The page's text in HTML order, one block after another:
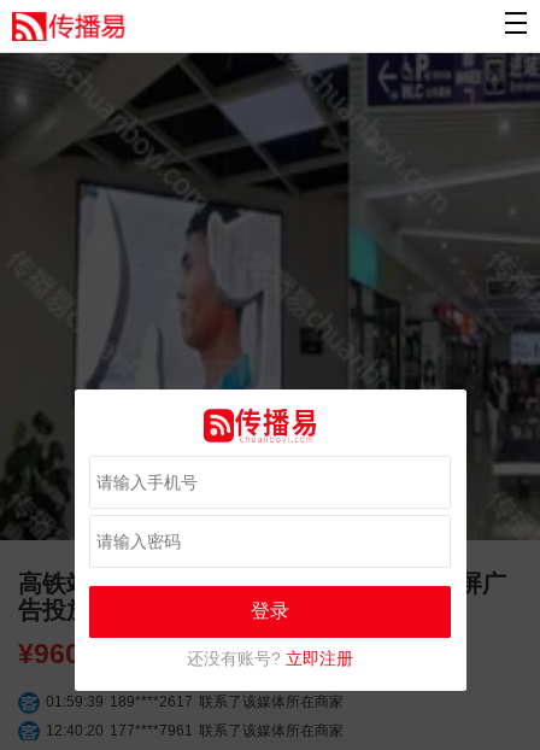
高铁站广告 黄石北站换乘商业中心LED大屏广
告投放
¥9600.00
01:59:39 189****2617 联系了该媒体所在商家
12:40:20 177****7961 联系了该媒体所在商家
登录
还没有账号? 立即注册